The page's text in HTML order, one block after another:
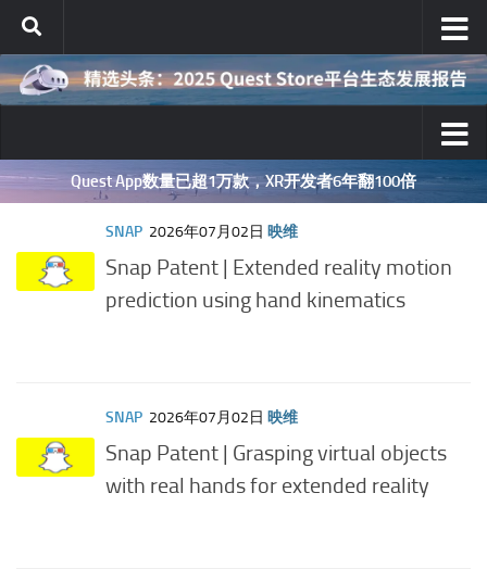
跳至内容
深度分享：AI智能眼镜的现实困境与严峻出路
SNAP 2026年07月02日 映维
Snap Patent | Extended reality motion
prediction using hand kinematics
SNAP 2026年07月02日 映维
Snap Patent | Grasping virtual objects
with real hands for extended reality